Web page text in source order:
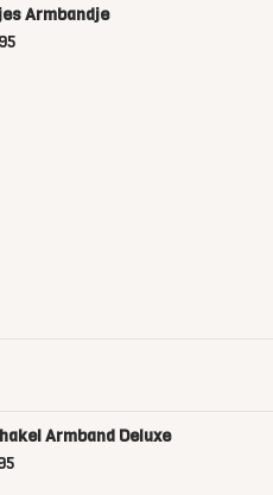
Armbandje
Armband Deluxe